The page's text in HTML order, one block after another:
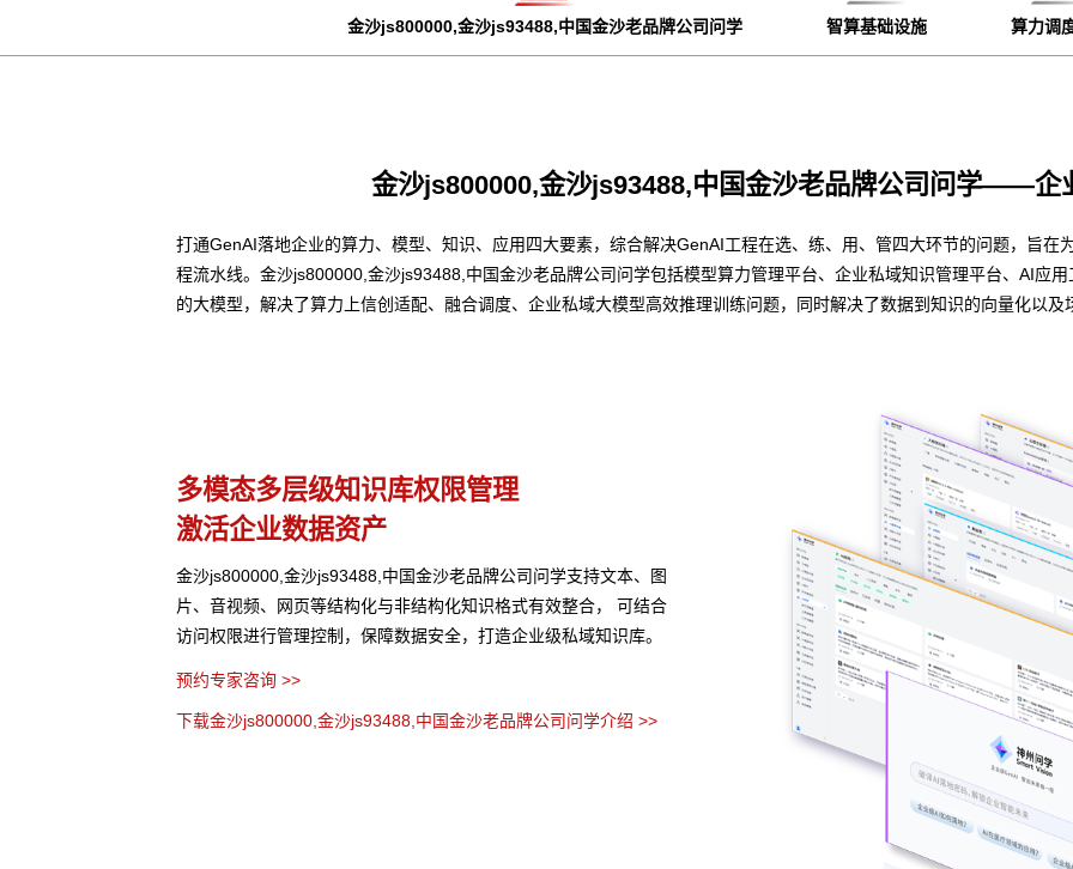
金沙js800000,金沙js93488,中国金沙老品牌公司问学 智算基础设施 算力调
金沙js800000,金沙js93488,中国金沙老品牌公司问学——企
打通GenAI落地企业的算力、模型、知识、应用四大要素，综合解决GenAI工程在选、练、用、管四大环节的问题，旨在
程流水线。金沙js800000,金沙js93488,中国金沙老品牌公司问学包括模型算力管理平台、企业私域知识管理平台、AI应
的大模型，解决了算力上信创适配、融合调度、企业私域大模型高效推理训练问题，同时解决了数据到知识的向量化以及
多种应用构建方式
灵活适配开箱即用
支持无代码、低代码、全代码三种配置方式，5种应用开发模式，无
缝融合企业业务系统。金沙js800000,金沙js93488,中国金沙老品牌
公司问学预置了多种企业级应用场景模板，高效解决企业开发使用应
预约专家咨询 >>
异构算力统一纳管
模型算力全面优化
金沙js800000,金沙js93488,中国金沙老品牌公司问
创、多品牌CPU与GPU异构多端算力的统一管理，
技术瓶颈，可根据模型、芯片类型，弹性调度，提高
GPU使用效率。
预约专家咨询 >>
下载金沙js800000,金沙js93488,中国金沙老品牌公